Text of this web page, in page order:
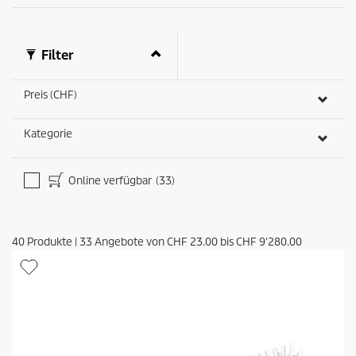
Filter
Preis (CHF)
Kategorie
Online verfügbar (33)
40 Produkte | 33 Angebote vonCHF 23.00 bisCHF 9'280.00